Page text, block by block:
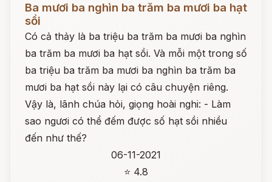
Ba mươi ba nghìn ba trăm ba mươi ba hạt
sồi
Có cả thảy là ba triệu ba trăm ba mươi ba nghìn
ba trăm ba mươi ba hạt sồi. Và mỗi một trong số
ba triệu ba trăm ba mươi ba nghìn ba trăm ba
mươi ba hạt sồi này lại có câu chuyện riêng.
Vậy là, lãnh chúa hỏi, giọng hoài nghi: - Làm
sao ngươi có thể đếm được số hạt sồi nhiều
đến như thế?
06-11-2021
⭐ 4.8